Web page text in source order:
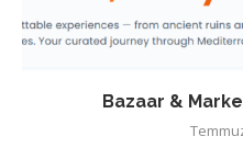
Bazaar &